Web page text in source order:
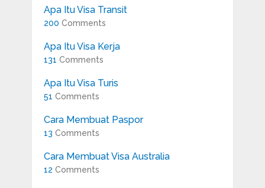
Apa Itu Visa Transit
200 Comments
Apa Itu Visa Kerja
131 Comments
Apa Itu Visa Turis
51 Comments
Cara Membuat Paspor
13 Comments
Cara Membuat Visa Australia
12 Comments